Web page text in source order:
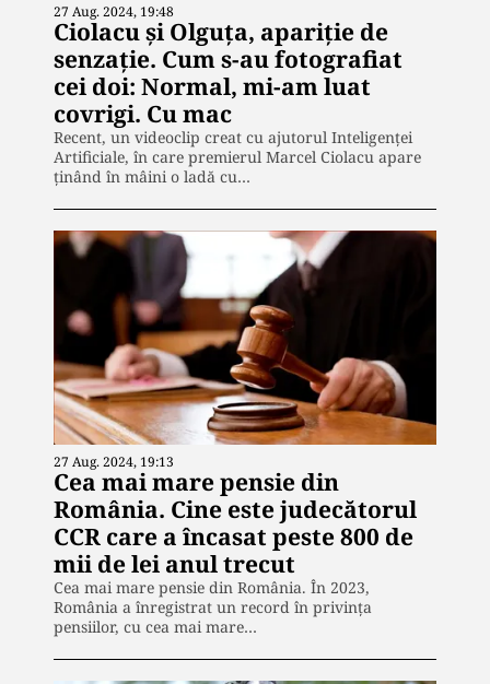
27 Aug. 2024, 19:48
Ciolacu și Olguța, apariție de
senzație. Cum s-au fotografiat
cei doi: Normal, mi-am luat
covrigi. Cu mac
Recent, un videoclip creat cu ajutorul Inteligenței
Artificiale, în care premierul Marcel Ciolacu apare
ținând în mâini o ladă cu…
27 Aug. 2024, 19:13
Cea mai mare pensie din
România. Cine este judecătorul
CCR care a încasat peste 800 de
mii de lei anul trecut
Cea mai mare pensie din România. În 2023,
România a înregistrat un record în privința
pensiilor, cu cea mai mare…